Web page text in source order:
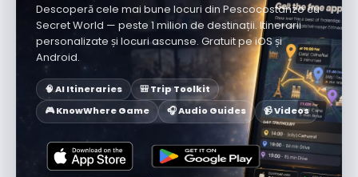
Descoperă cele mai bune locuri din Pescocostanzo cu
Secret World — peste 1 milion de destinații. Itinerarii
personalizate și locuri ascunse. Gratuit pe iOS și
Android.
🧠 AI Itineraries
🎒 Trip Toolkit
🎮 KnowWhere Game
🎧 Audio Guides 📹 Videos